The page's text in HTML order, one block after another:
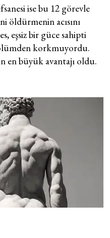
ise bu 12 görevle
öldürmenin acısını
eşsiz bir güce sahipti
korkmuyordu.
en büyük avantajı oldu.